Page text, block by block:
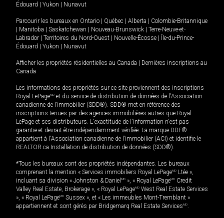
Édouard
Yukon Nunavut
Parcourir les bureaux en Ontario Québec Alberta
Colombie-Britannique
Manitoba Saskatchewan Nouveau-Brunswick
Terre-Neuve-et-
Labrador
Territoires du Nord-Ouest Nouvelle-Écosse
Île-du-Prince-
Édouard
Yukon Nunavut
Afficher les propriétés résidentielles au Canada
Dernières inscriptions au
Canada
Les informations des propriétés sur ce site proviennent des inscriptions
Royal LePageMD et du service de distribution de données de l'Association
canadienne de l’immobilier (SDD®). SDD® met en référence des
inscriptions tenues par des agences immobilières autres que Royal
LePage et ses distributeurs. L'exactitude de l'information n'est pas
garantie et devrait être indépendamment vérifiée. La marque DDF®
appartient à l'Association canadienne de l’immobilier (ACI) et identifie le
REALTOR.ca Installation de distribution de données (SDD®).
*Tous les bureaux sont des propriétés indépendantes. Les bureaux
comprenant la mention « Services immobiliers Royal LePageMD Ltée »,
incluant sa division « Johnston & Daniel MD », « Royal LePageMD Credit
Valley Real Estate, Brokerage », « Royal LePageMD West Real Estate Services
», « Royal LePageMD Sussex », et « Les immeubles Mont-Tremblant »
appartiennent et sont gérés par Bridgemarq Real Estate ServicesMD.